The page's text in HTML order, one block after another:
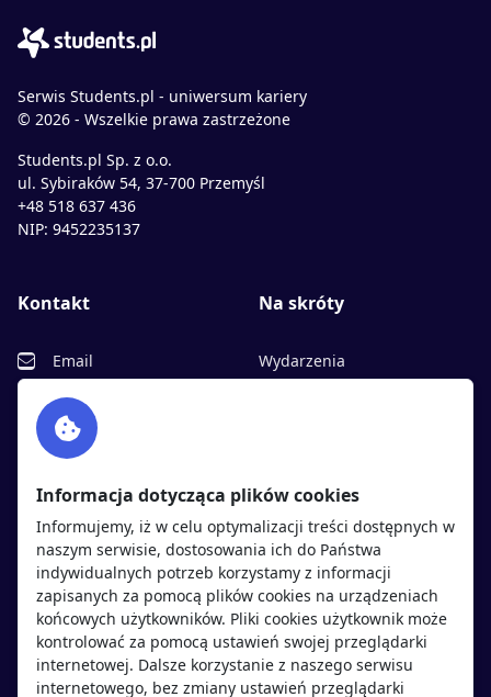
Serwis Students.pl - uniwersum kariery
© 2026 - Wszelkie prawa zastrzeżone
Students.pl Sp. z o.o.
ul. Sybiraków 54, 37-700 Przemyśl
+48 518 637 436
NIP: 9452235137
Kontakt
Email
Facebook
Twitter
Na skróty
Wydarzenia
Polityka cookies
Polityka prywatności
Kandydaci
Regulamin kandydata
Oferty pracy
Pracodawcy
Regulamin pracodawcy
Dodaj ogłoszenie
Informacja dotycząca plików cookies
Informujemy, iż w celu optymalizacji treści dostępnych w
naszym serwisie, dostosowania ich do Państwa
indywidualnych potrzeb korzystamy z informacji
zapisanych za pomocą plików cookies na urządzeniach
końcowych użytkowników. Pliki cookies użytkownik może
kontrolować za pomocą ustawień swojej przeglądarki
internetowej. Dalsze korzystanie z naszego serwisu
internetowego, bez zmiany ustawień przeglądarki